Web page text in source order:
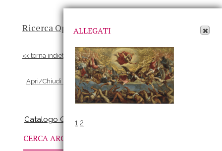
Ricerca Opere-Risultato
<< torna indietro
Apri/Chiudi scheda Allegati
Catalogo Online
CERCA ARCHIVI
ALLEGATI
1 2